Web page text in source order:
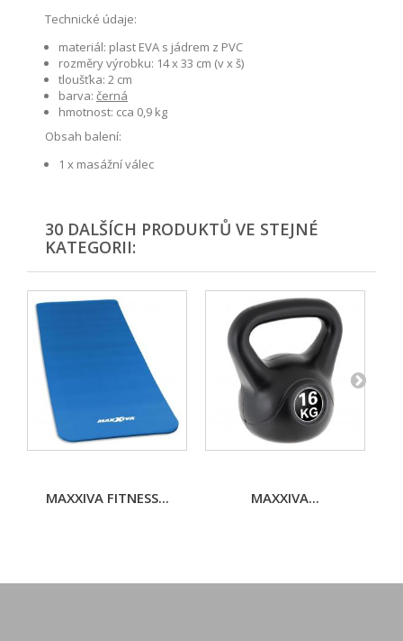
Technické údaje:
materiál: plast EVA s jádrem z PVC
rozměry výrobku: 14 x 33 cm (v x š)
tloušťka: 2 cm
barva: černá
hmotnost: cca 0,9 kg
Obsah balení:
1 x masážní válec
30 DALŠÍCH PRODUKTŮ VE STEJNÉ
KATEGORII:
MAXXIVA FITNESS... MAXXIVA...